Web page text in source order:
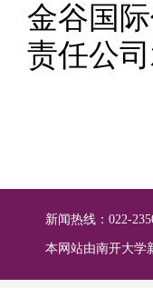
金谷国
责任公司
新闻热线：022-
本网站由南开大学